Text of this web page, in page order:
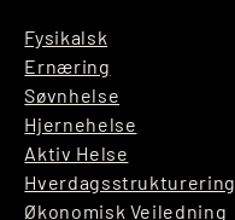
Fysikalsk
Ernæring
Søvnhelse
Hjernehelse
Aktiv Helse
Hverdagsstrukturering
Økonomisk Veiledning